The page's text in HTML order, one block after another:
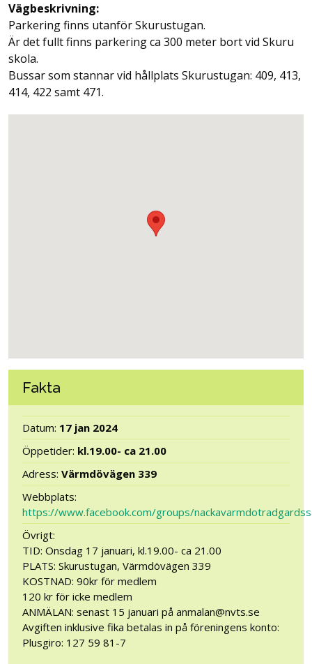
Vägbeskrivning:
Parkering finns utanför Skurustugan.
Är det fullt finns parkering ca 300 meter bort vid Skuru
skola.
Bussar som stannar vid hållplats Skurustugan: 409, 413,
414, 422 samt 471.
Fakta
Datum: 17 jan 2024
Öppetider: kl.19.00- ca 21.00
Adress: Värmdövägen 339
Webbplats:
https://www.facebook.com/groups/
Övrigt:
TID: Onsdag 17 januari, kl.19.00- ca 21.00
PLATS: Skurustugan, Värmdövägen 339
KOSTNAD: 90kr för medlem
120 kr för icke medlem
ANMÄLAN: senast 15 januari på anmalan@nvts.se
Avgiften inklusive fika betalas in på föreningens konto:
Plusgiro: 127 59 81-7